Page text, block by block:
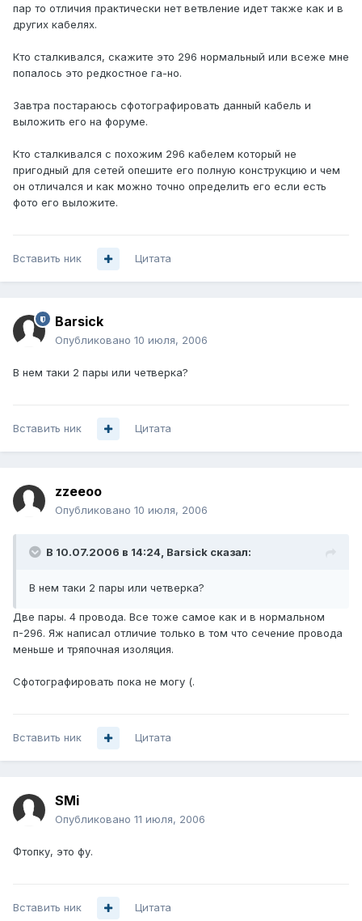
пар то отличия практически нет ветвление идет также как и в
других кабелях.
Кто сталкивался, скажите это 296 нормальный или всеже мне
попалось это редкостное га-но.
Завтра постараюсь сфотографировать данный кабель и
выложить его на форуме.
Кто сталкивался с похожим 296 кабелем который не
пригодный для сетей опешите его полную конструкцию и чем
он отличался и как можно точно определить его если есть
фото его выложите.
Вставить ник Цитата
Barsick
Опубликовано 10 июля, 2006
В нем таки 2 пары или четверка?
Вставить ник Цитата
zzeeoo
Опубликовано 10 июля, 2006
В 10.07.2006 в 14:24, Barsick сказал:
В нем таки 2 пары или четверка?
Две пары. 4 провода. Все тоже самое как и в нормальном
п-296. Яж написал отличие только в том что сечение провода
меньше и тряпочная изоляция.
Сфотографировать пока не могу (.
Вставить ник Цитата
SMi
Опубликовано 11 июля, 2006
Фтопку, это фу.
Вставить ник Цитата